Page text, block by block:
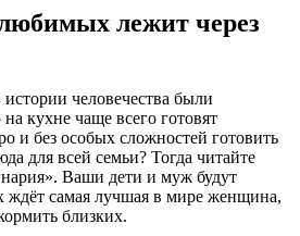
лежит через
человечества были
кухне чаще всего готовят
и без особых сложностей готовить
для всей семьи? Тогда читайте
Ваши дети и муж будут
ждёт самая лучшая в мире женщина,
близких.